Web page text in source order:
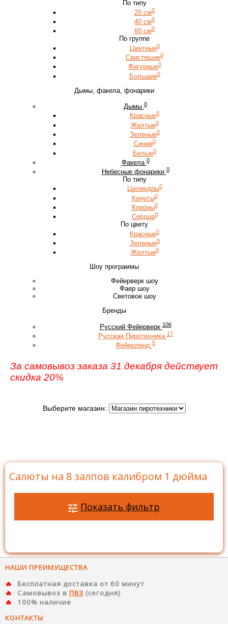
По типу
20 см0
40 см0
60 см0
По группе
Цветные0
Свистящие0
Фигурные0
Большие0
Дымы, факела, фонарики
Дымы 0
Красные0
Желтые0
Зеленые0
Синие0
Белые0
Факела 0
Небесные фонарики 0
По типу
Цилиндры0
Конусы0
Короны0
Сердца0
По цвету
Красные0
Зеленые0
Желтые0
Шоу программы
Фейерверк шоу
Фаер шоу
Световое шоу
Бренды
Русский Фейерверк 106
Русская Пиротехника 17
Фейерленд 5
За самовывоз заказа 31 декабря действует
скидка 20%
Выберите магазин:
Салюты на 8 залпов калибром 1 дюйма
Показать фильтр
НАШИ ПРЕИМУЩЕСТВА
Бесплатная доставка от 60 минут
Самовывоз в ПВЗ (сегодня)
100% наличие
КОНТАКТЫ